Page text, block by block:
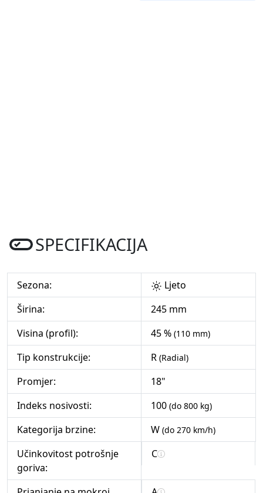
SPECIFIKACIJA
Sezona:
Ljeto
Širina:
245 mm
Visina (profil):
45 % (110 mm)
Tip konstrukcije: R (Radial)
Promjer:
18"
Indeks nosivosti:
100 (do 800 kg)
Kategorija brzine: W (do 270 km/h)
Učinkovitost potrošnje
goriva:
C